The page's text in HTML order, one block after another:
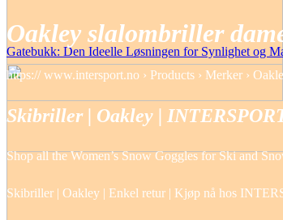
Gatebukk: Den Ideelle Løsningen for Synlighet og
Oakley slalombriller
https:// www.intersport.no › Products › Merker ›
Skibriller | Oakley |
Shop all the Women’s Snow Goggles for Ski and
Skibriller | Oakley | Enkel retur | Kjøp nå hos